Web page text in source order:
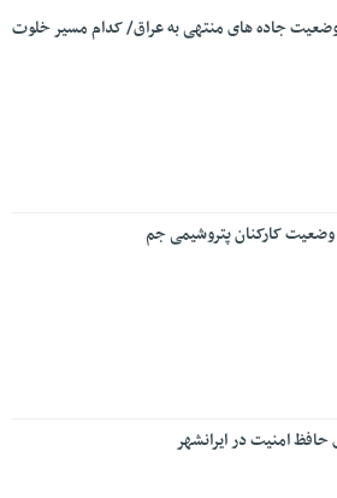
وضعیت جاده های منتهی به عراق/ کدام مسیر خلوت
کارکنان پتروشیمی جم
امنیت در ایرانشهر